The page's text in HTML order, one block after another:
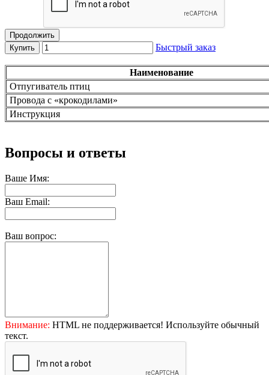
Продолжить
Купить
Быстрый заказ
Наименование
Отпугиватель птиц
Провода с «крокодилами»
Инструкция
Вопросы и ответы
Ваше Имя:
Ваш Email:
Ваш вопрос:
Внимание: HTML не поддерживается! Используйте обычный
текст.